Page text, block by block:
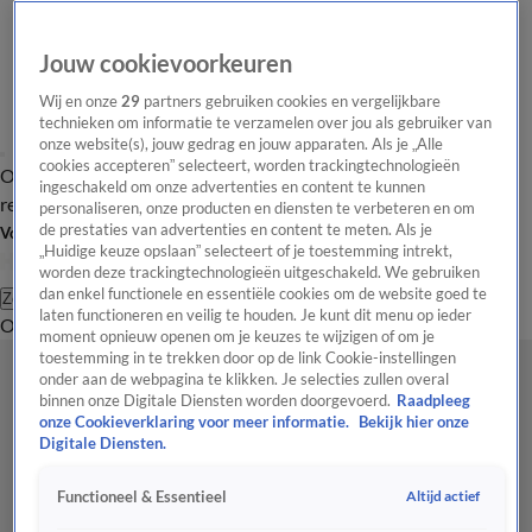
Overzicht Laatste nieuws Regionieuws Het beste van Hart
Tip de
redactie
Volg Hart van Nederland
Zoeken
OverzichtRegioUitzendingenWeerTip de redactiePanelVideo's
Jouw cookievoorkeuren
Wij en onze29 partners gebruiken cookies en vergelijkbare
technieken om informatie te verzamelen over jou als gebruiker van
onze website(s), jouw gedrag en jouw apparaten. Als je „Alle
cookies accepteren” selecteert, worden trackingtechnologieën
ingeschakeld om onze advertenties en content te kunnen
personaliseren, onze producten en diensten te verbeteren en om
de prestaties van advertenties en content te meten. Als je
„Huidige keuze opslaan” selecteert of je toestemming intrekt,
worden deze trackingtechnologieën uitgeschakeld. We gebruiken
dan enkel functionele en essentiële cookies om de website goed te
laten functioneren en veilig te houden. Je kunt dit menu op ieder
moment opnieuw openen om je keuzes te wijzigen of om je
toestemming in te trekken door op de link Cookie-instellingen
onder aan de webpagina te klikken. Je selecties zullen overal
binnen onze Digitale Diensten worden doorgevoerd. Raadpleeg
onze Cookieverklaring voor meer informatie.
Bekijk hier onze
Digitale Diensten.
Functioneel & Essentieel Altijd actief